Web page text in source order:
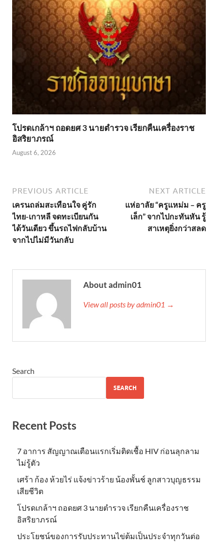
โปรดเกล้าฯ ถอดยศ 3 นายตำรวจ เรียกคืนเครื่องราช
อิสริยาภรณ์
August 6, 2026
PREVIOUS ARTICLE
เครนถล่มสะเทือนใจ คู่รัก
ไทย-เกาหลี จดทะเบียนกัน
ได้วันเดียว ขึ้นรถไฟกลับบ้าน
จากไปไม่มีวันกลับ
NEXT ARTICLE
แห่อาลัย “ครูแหม่ม – ครู
เล็ก” จากไปกะทันหัน รู้
สาเหตุยิ่งกว่าสลด
About admin01
View all posts by admin01 →
Search
SEARCH
Recent Posts
7 อาการ สัญญาณเตือนแรกเริ่มติดเชื้อ HIV ก่อนลุกลาม
ไม่รู้ตัว
เศร้า ก้อง ห้วยไร่ แจ้งข่าวร้าย น้องพั้นช์ ลูกสาวบุญธรรม
เสียชีวิต
โปรดเกล้าฯ ถอดยศ 3 นายตำรวจ เรียกคืนเครื่องราช
อิสริยาภรณ์
ประโยชน์ของการรับประทานไข่ต้มเป็นประจำทุกวันต่อ